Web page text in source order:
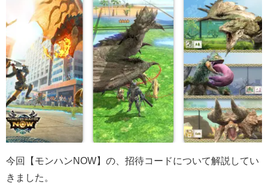
今回【モンハンNOW】の、招待コードについて解説してい
きました。